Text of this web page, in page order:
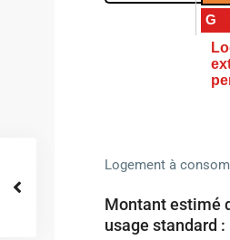
G
Logement à
Montant estimé
usage standard :